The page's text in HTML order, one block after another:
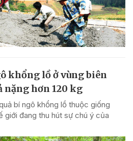
khổng lồ ở vùng biên
nặng hơn 120 kg
bí ngô khổng lồ thuộc giống
giới đang thu hút sự chú ý của